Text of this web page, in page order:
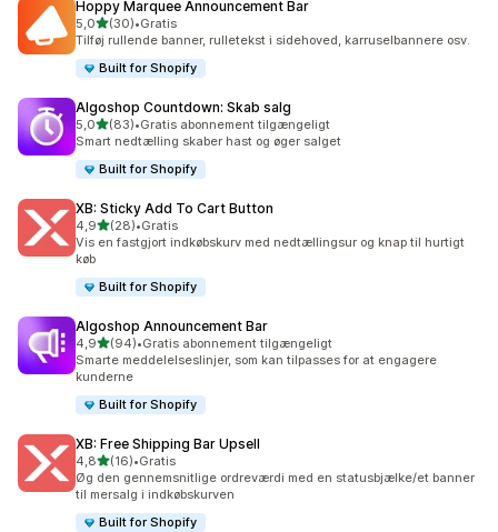
Hoppy Marquee Announcement Bar
5,0ud af 5 stjerner
(30)
30 anmeldelser i alt
•Gratis
Tilføj rullende banner, rulletekst i sidehoved, karruselbannere osv.
Built for Shopify
Algoshop Countdown: Skab salg
5,0ud af 5 stjerner
(83)
83 anmeldelser i alt
•Gratis abonnement tilgængeligt
Smart nedtælling skaber hast og øger salget
Built for Shopify
XB: Sticky Add To Cart Button
4,9ud af 5 stjerner
(28)
28 anmeldelser i alt
•Gratis
Vis en fastgjort indkøbskurv med nedtællingsur og knap til hurtigt
køb
Built for Shopify
Algoshop Announcement Bar
4,9ud af 5 stjerner
(94)
94 anmeldelser i alt
•Gratis abonnement tilgængeligt
Smarte meddelelseslinjer, som kan tilpasses for at engagere
kunderne
Built for Shopify
XB: Free Shipping Bar Upsell
4,8ud af 5 stjerner
(16)
16 anmeldelser i alt
•Gratis
Øg den gennemsnitlige ordreværdi med en statusbjælke/et banner
til mersalg i indkøbskurven
Built for Shopify